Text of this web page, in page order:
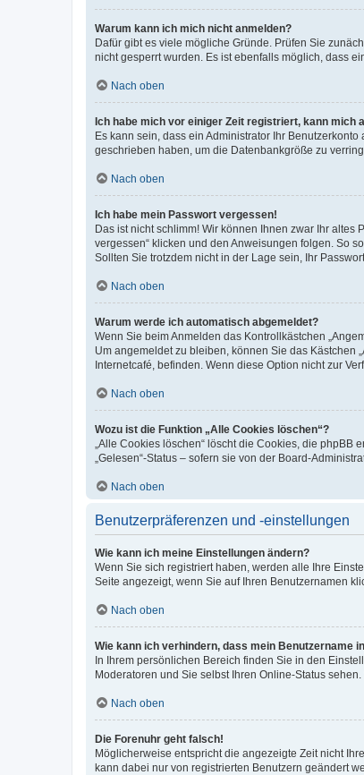
Warum kann ich mich nicht anmelden?
Dafür gibt es viele mögliche Gründe. Prüfen Sie
nicht gesperrt wurden. Es ist ebenfalls möglich, dass
Nach oben
Ich habe mich vor einiger Zeit registriert, kann mich
Es kann sein, dass ein Administrator Ihr
geschrieben haben, um die Datenbankgröße zu
Nach oben
Ich habe mein Passwort vergessen!
Das ist nicht schlimm! Wir können Ihnen zwar Ihr
vergessen“ klicken und den Anweisungen folgen. So
Sollten Sie trotzdem nicht in der Lage sein, Ihr
Nach oben
Warum werde ich automatisch abgemeldet?
Wenn Sie beim Anmelden das Kontrollkästchen
Um angemeldet zu bleiben, können Sie das Kästchen
Internetcafé, befinden. Wenn diese Option nicht zur
Nach oben
Wozu ist die Funktion „Alle Cookies löschen“?
„Alle Cookies löschen“ löscht die Cookies, die
„Gelesen“-Status – sofern sie von der Board-
Nach oben
Benutzerpräferenzen und -einstellungen
Wie kann ich meine Einstellungen ändern?
Wenn Sie sich registriert haben, werden alle Ihre
Seite angezeigt, wenn Sie auf Ihren Benutzernamen
Nach oben
Wie kann ich verhindern, dass mein Benutzername
In Ihrem persönlichen Bereich finden Sie in den
Moderatoren und Sie selbst Ihren Online-Status
Nach oben
Die Forenuhr geht falsch!
Möglicherweise entspricht die angezeigte Zeit nicht
kann dabei nur von registrierten Benutzern geändert